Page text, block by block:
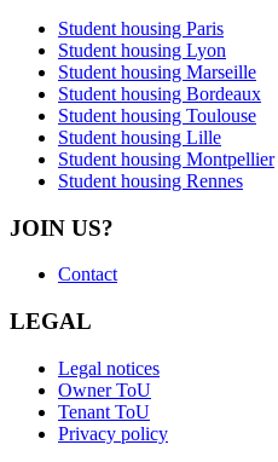
Student housing Paris
Student housing Lyon
Student housing Marseille
Student housing Bordeaux
Student housing Toulouse
Student housing Lille
Student housing Montpellier
Student housing Rennes
JOIN US?
Contact
LEGAL
Legal notices
Owner ToU
Tenant ToU
Privacy policy